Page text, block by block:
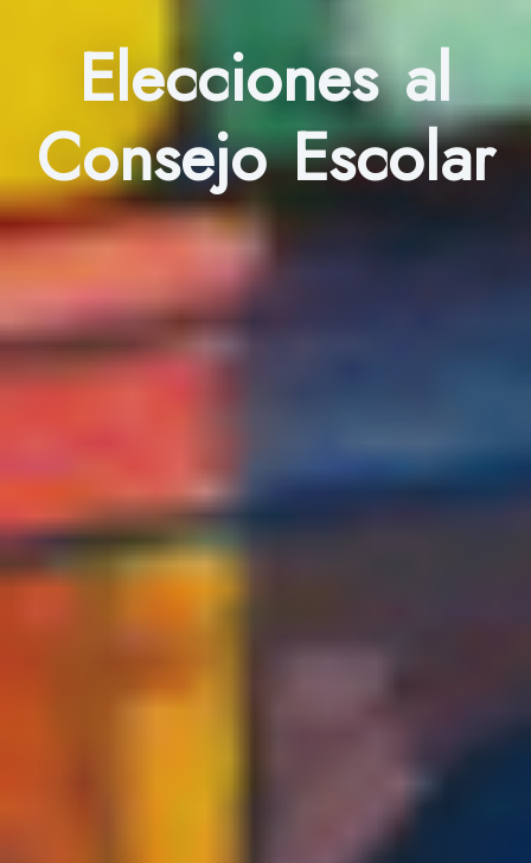
Elecciones al
Consejo Escolar